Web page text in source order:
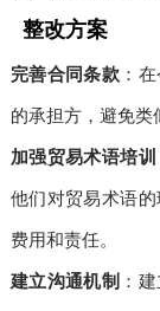
整改方案
完善合同条款 ：
的承担方，避免类
加强贸易术语培训
他们对贸易术语
费用和责任。
建立沟通机制 ：